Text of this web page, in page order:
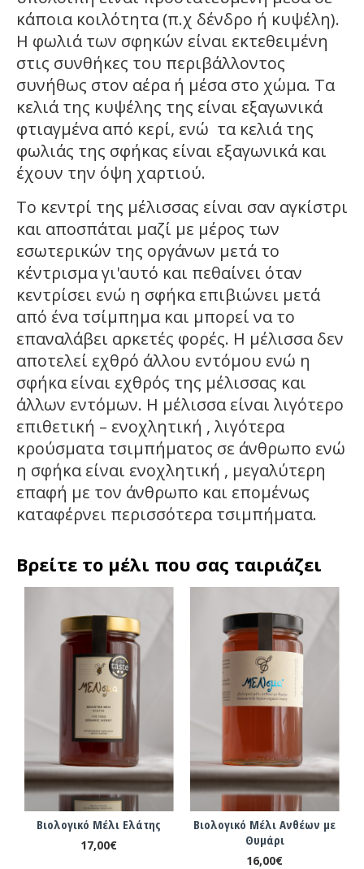
κάποια κοιλότητα (π.χ δένδρο ή κυψέλη).
Η φωλιά των σφηκών είναι εκτεθειμένη
στις συνθήκες του περιβάλλοντος
συνήθως στον αέρα ή μέσα στο χώμα. Τα
κελιά της κυψέλης της είναι εξαγωνικά
φτιαγμένα από κερί, ενώ τα κελιά της
φωλιάς της σφήκας είναι εξαγωνικά και
έχουν την όψη χαρτιού.
Το κεντρί της μέλισσας είναι σαν αγκίστρι
και αποσπάται μαζί με μέρος των
εσωτερικών της οργάνων μετά το
κέντρισμα γι'αυτό και πεθαίνει όταν
κεντρίσει ενώ η σφήκα επιβιώνει μετά
από ένα τσίμπημα και μπορεί να το
επαναλάβει αρκετές φορές. Η μέλισσα δεν
αποτελεί εχθρό άλλου εντόμου ενώ η
σφήκα είναι εχθρός της μέλισσας και
άλλων εντόμων. Η μέλισσα είναι λιγότερο
επιθετική – ενοχλητική , λιγότερα
κρούσματα τσιμπήματος σε άνθρωπο ενώ
η σφήκα είναι ενοχλητική , μεγαλύτερη
επαφή με τον άνθρωπο και επομένως
καταφέρνει περισσότερα τσιμπήματα.
Βρείτε το μέλι που σας ταιριάζει
Βιολογικό Μέλι Ελάτης
17,00€
Βιολογικό Μέλι Ανθέων με
Θυμάρι
16,00€